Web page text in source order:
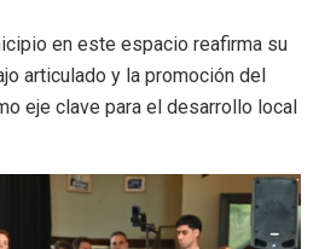
en este espacio reafirma su
articulado y la promoción del
eje clave para el desarrollo local